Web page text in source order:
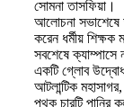
সোমনা তাসফিয়া।
আলােচনা সভাশেষে
করেন ধর্মীয়
সবশেষে ক্যাম্পাসে
একটি গ্লোব
আটলান্টিক
পৃথক চারটি পানির